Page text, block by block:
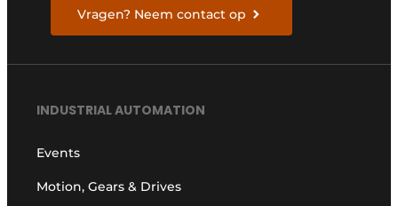
Vragen? Neem contact op
INDUSTRIAL AUTOMATION
Events
Motion, Gears & Drives